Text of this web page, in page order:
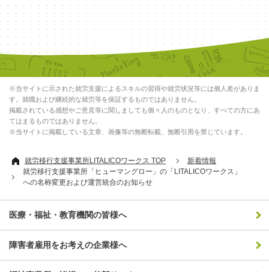
※当サイトに示された就労支援によるスキルの習得や就労状況等には個人差がありま
す。就職および継続的な就労等を保証するものではありません。
掲載されている感想やご意見等に関しましても個々人のものとなり、すべての方にあ
てはまるものではありません。
※当サイトに掲載している文章、画像等の無断転載、無断引用を禁じています。
就労移行支援事業所LITALICOワークス TOP
新着情報
就労移行支援事業所「ヒューマングロー」の「LITALICOワークス」
への名称変更および運営統合のお知らせ
医療・福祉・教育機関の皆様へ
障害者雇用をお考えの企業様へ